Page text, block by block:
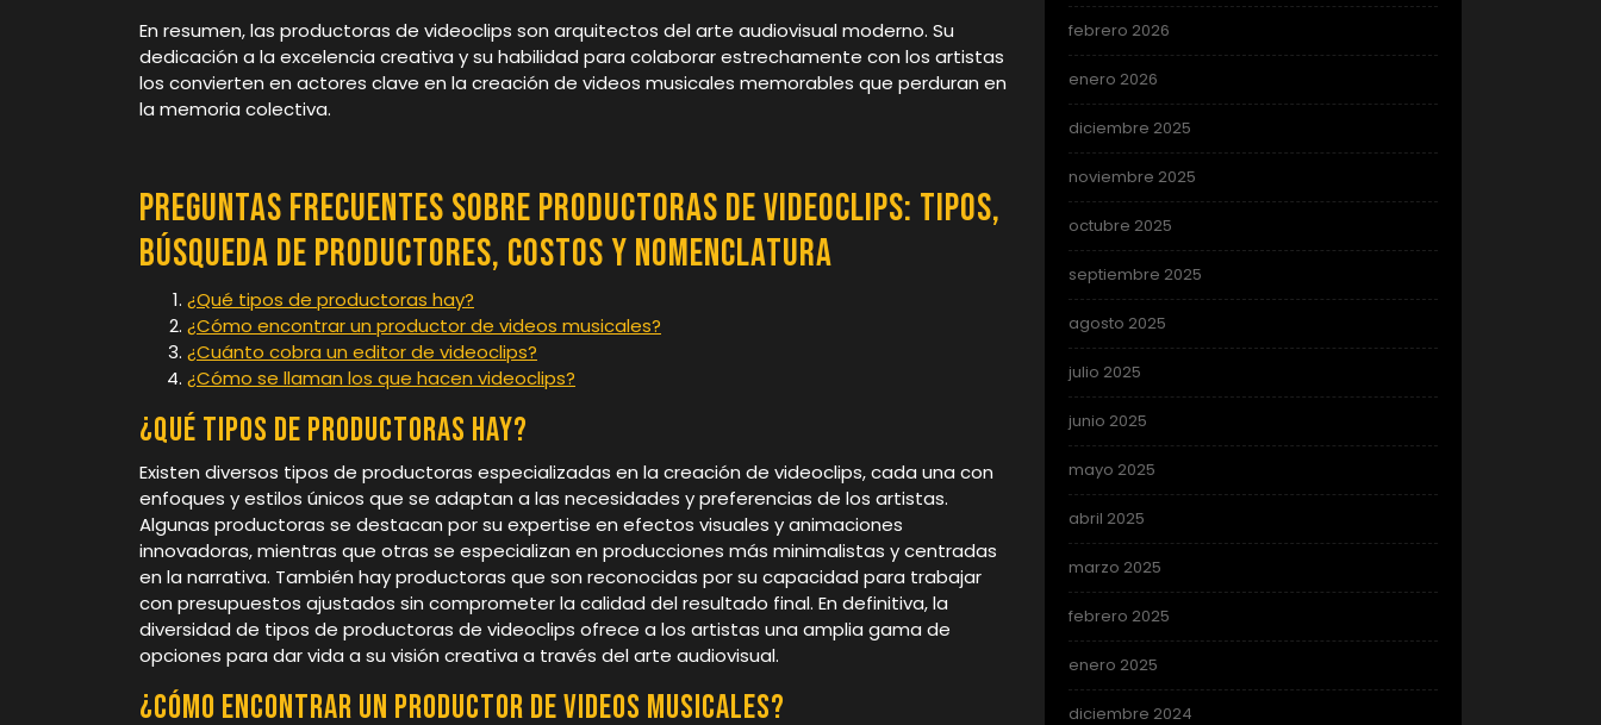
En resumen, las productoras de videoclips son arquitectos del arte audiovisual moderno. Su
dedicación a la excelencia creativa y su habilidad para colaborar estrechamente con los artistas
los convierten en actores clave en la creación de videos musicales memorables que perduran en
la memoria colectiva.
Preguntas Frecuentes sobre Productoras de Videoclips: Tipos,
Búsqueda de Productores, Costos y Nomenclatura
¿Qué tipos de productoras hay?
¿Cómo encontrar un productor de videos musicales?
¿Cuánto cobra un editor de videoclips?
¿Cómo se llaman los que hacen videoclips?
¿Qué tipos de productoras hay?
Existen diversos tipos de productoras especializadas en la creación de videoclips, cada una con
enfoques y estilos únicos que se adaptan a las necesidades y preferencias de los artistas.
Algunas productoras se destacan por su expertise en efectos visuales y animaciones
innovadoras, mientras que otras se especializan en producciones más minimalistas y centradas
en la narrativa. También hay productoras que son reconocidas por su capacidad para trabajar
con presupuestos ajustados sin comprometer la calidad del resultado final. En definitiva, la
diversidad de tipos de productoras de videoclips ofrece a los artistas una amplia gama de
opciones para dar vida a su visión creativa a través del arte audiovisual.
¿Cómo encontrar un productor de videos musicales?
febrero 2026
enero 2026
diciembre 2025
noviembre 2025
octubre 2025
septiembre 2025
agosto 2025
julio 2025
junio 2025
mayo 2025
abril 2025
marzo 2025
febrero 2025
enero 2025
diciembre 2024